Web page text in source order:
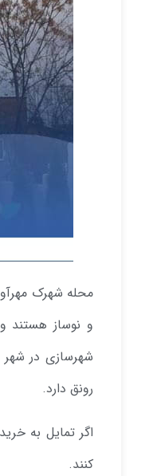
محله شهرک
و نوساز هستند
شهرسازی در
رونق دارد.
اگر تمایل به
کنند.